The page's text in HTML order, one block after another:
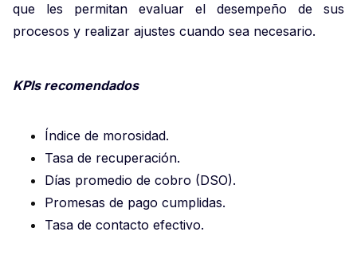
que les permitan evaluar el desempeño de sus
procesos y realizar ajustes cuando sea necesario.
KPIs recomendados
Índice de morosidad.
Tasa de recuperación.
Días promedio de cobro (DSO).
Promesas de pago cumplidas.
Tasa de contacto efectivo.